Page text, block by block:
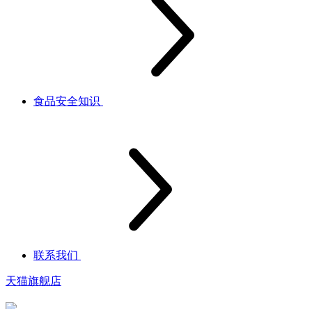
食品安全知识
联系我们
天猫旗舰店